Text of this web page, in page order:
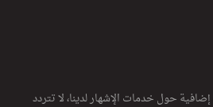
حول خدمات الإشهار لدينا، لا تتردد